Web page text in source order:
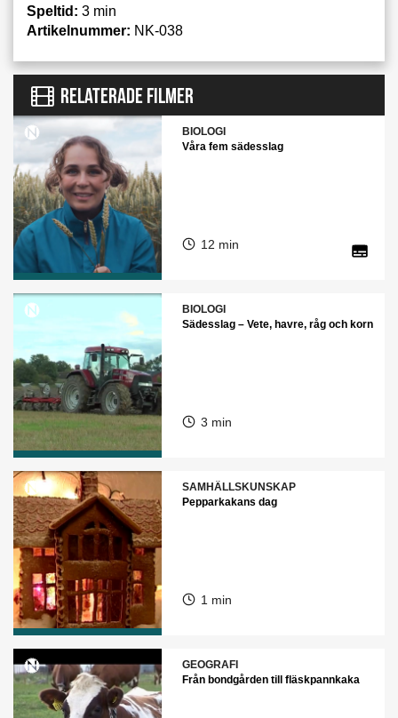
Speltid: 3 min
Artikelnummer: NK-038
RELATERADE FILMER
BIOLOGI
Våra fem sädesslag
12 min
BIOLOGI
Sädesslag – Vete, havre, råg och korn
3 min
SAMHÄLLSKUNSKAP
Pepparkakans dag
1 min
GEOGRAFI
Från bondgården till fläskpannkaka